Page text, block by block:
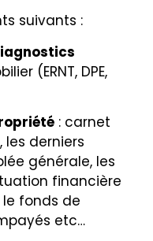
suivants :
(ERNT, DPE,
: carnet
les derniers
générale, les
financière
fonds de
etc…